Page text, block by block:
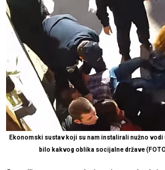
Ekonomski sustav koji su nam instalirali nužno
bilo kakvog oblika socijalne države